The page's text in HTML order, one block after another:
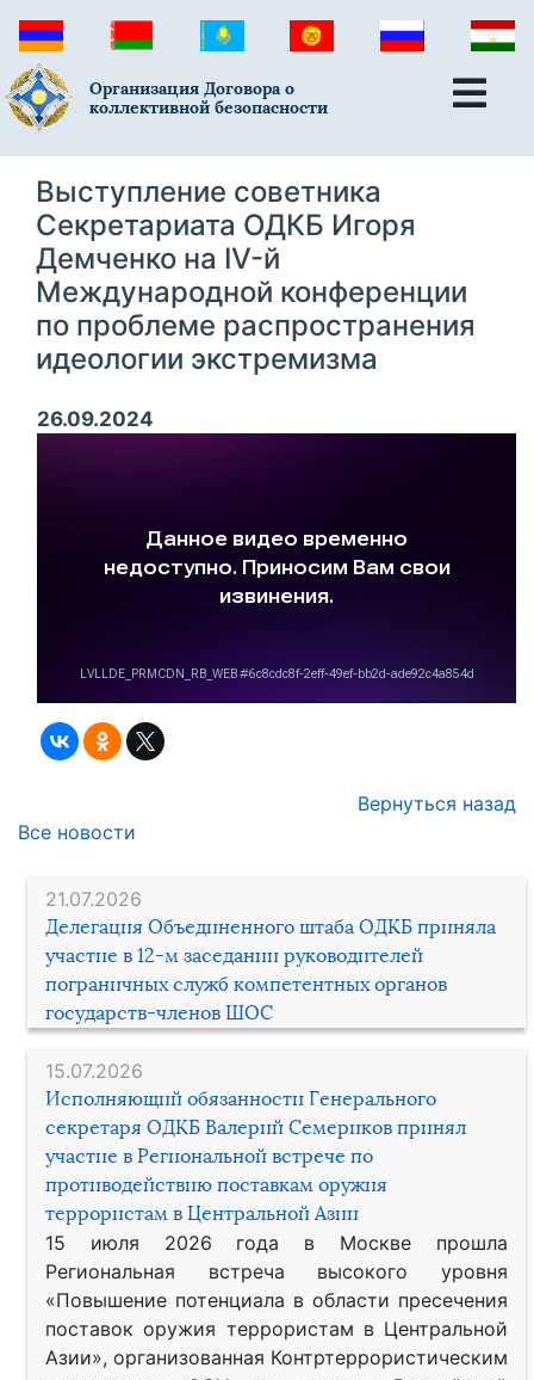
Организация Договора о
коллективной безопасности
21.07.2026
Делегация Объединенного штаба ОДКБ приняла
участие в 12-м заседании руководителей
пограничных служб компетентных органов
государств-членов ШОС
15.07.2026
Исполняющий обязанности Генерального
секретаря ОДКБ Валерий Семериков принял
участие в Региональной встрече по
противодействию поставкам оружия
террористам в Центральной Азии
15 июля 2026 года в Москве прошла
Региональная встреча высокого уровня
«Повышение потенциала в области пресечения
поставок оружия террористам в Центральной
Азии», организованная Контртеррористическим
Выступление советника
Секретариата ОДКБ Игоря
Демченко на IV-й
Международной конференции
по проблеме распространения
идеологии экстремизма
26.09.2024
Вернуться назад
Все новости